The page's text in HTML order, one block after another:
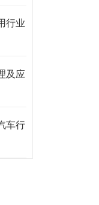
行业
及应
车行